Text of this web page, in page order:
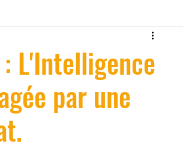
la demande
L'Intelligence
par une